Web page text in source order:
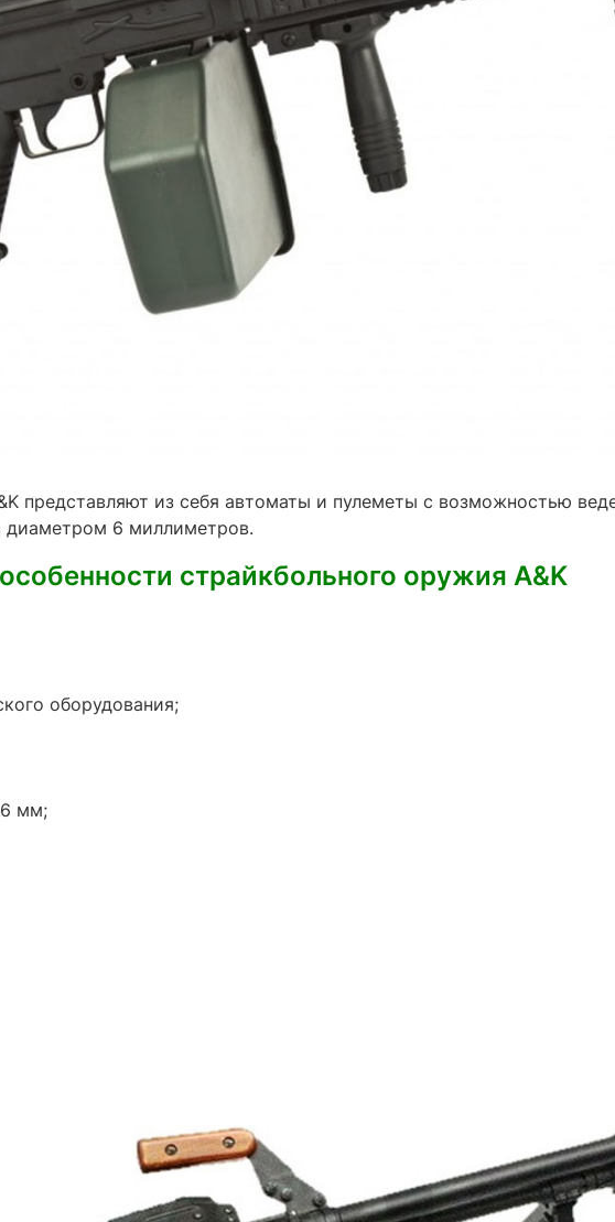
представляют из себя автоматы и пулеметы с возможностью
диаметром 6 миллиметров.
страйкбольного оружия A&K
оборудования;
6 мм;